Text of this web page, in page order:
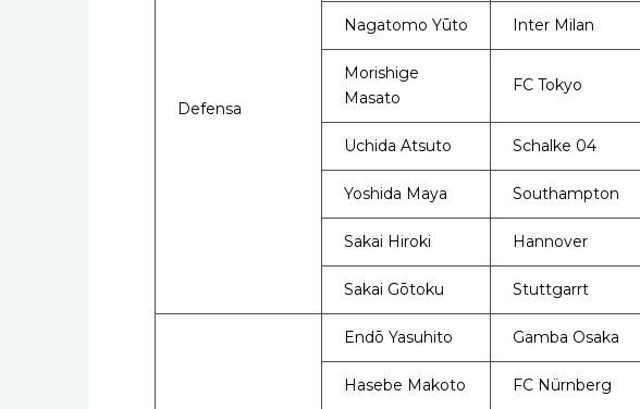
Defensa
Nagatomo Yūto Inter Milan
Morishige
Masato
FC Tokyo
Uchida Atsuto Schalke 04
Yoshida Maya Southampton
Sakai Hiroki Hannover
Sakai Gōtoku Stuttgarrt
Endō Yasuhito Gamba Osaka
Hasebe Makoto FC Nürnberg